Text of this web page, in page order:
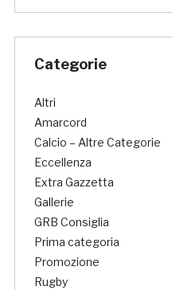
Categorie
Altri
Amarcord
Calcio – Altre Categorie
Eccellenza
Extra Gazzetta
Gallerie
GRB Consiglia
Prima categoria
Promozione
Rugby